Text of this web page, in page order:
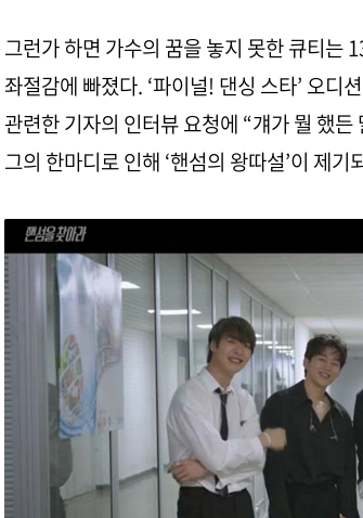
그런가 하면 가수의 꿈을 놓지 못한 큐티는
좌절감에 빠졌다. ‘파이널! 댄싱 스타’ 오디
관련한 기자의 인터뷰 요청에 “걔가 뭘 했
그의 한마디로 인해 ‘핸섬의 왕따설’이 제